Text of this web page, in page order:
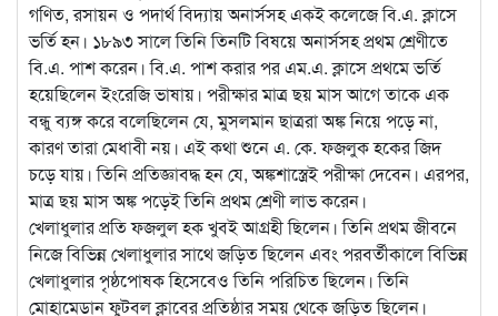
গণিত, রসায়ন ও পদার্থ বিদ্যায় অনার্সসহ একই কলেজে বি.এ. ক্লাসে
ভর্তি হন। ১৮৯৩ সালে তিনি তিনটি বিষয়ে অনার্সসহ প্রথম শ্রেণীতে
বি.এ. পাশ করেন। বি.এ. পাশ করার পর এম.এ. ক্লাসে প্রথমে ভর্তি
হয়েছিলেন ইংরেজি ভাষায়। পরীক্ষার মাত্র ছয় মাস আগে তাকে এক
বন্ধু ব্যঙ্গ করে বলেছিলেন যে, মুসলমান ছাত্ররা অঙ্ক নিয়ে পড়ে না,
কারণ তারা মেধাবী নয়। এই কথা শুনে এ. কে. ফজলুক হকের জিদ
চড়ে যায়। তিনি প্রতিজ্ঞাবদ্ধ হন যে, অঙ্কশাস্ত্রেই পরীক্ষা দেবেন। এরপর,
মাত্র ছয় মাস অঙ্ক পড়েই তিনি প্রথম শ্রেণী লাভ করেন।
খেলাধুলার প্রতি ফজলুল হক খুবই আগ্রহী ছিলেন। তিনি প্রথম জীবনে
নিজে বিভিন্ন খেলাধুলার সাথে জড়িত ছিলেন এবং পরবর্তীকালে বিভিন্ন
খেলাধুলার পৃষ্ঠপোষক হিসেবেও তিনি পরিচিত ছিলেন। তিনি
মোহামেডান ফুটবল ক্লাবের প্রতিষ্ঠার সময় থেকে জড়িত ছিলেন।